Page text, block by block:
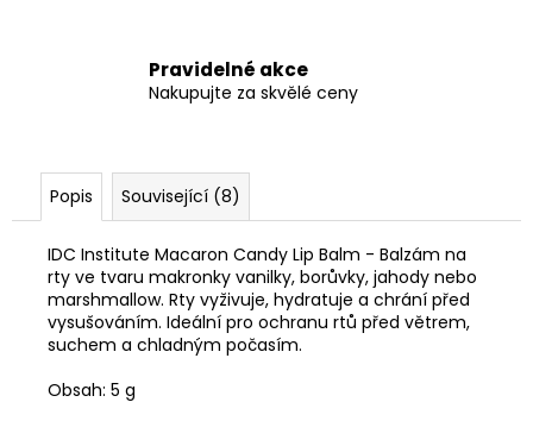
Pravidelné akce
Nakupujte za skvělé ceny
Popis Související (8)
IDC Institute Macaron Candy Lip Balm - Balzám na
rty ve tvaru makronky vanilky, borůvky, jahody nebo
marshmallow. Rty vyživuje, hydratuje a chrání před
vysušováním. Ideální pro ochranu rtů před větrem,
suchem a chladným počasím.
Obsah: 5 g